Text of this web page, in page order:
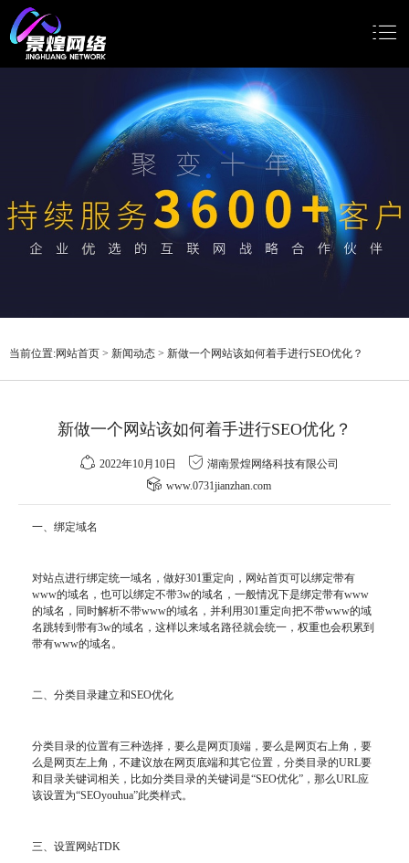
小程序开发
Google推广
关于我们
当前位置:网站首页 > 新闻动态 > 新做一个网站该如何着手进行SEO优化？
新做一个网站该如何着手进行SEO优化？
2022年10月10日
湖南景煌网络科技有限公司
www.0731jianzhan.com
一、绑定域名
对站点进行绑定统一域名，做好301重定向，网站首页可以绑定带有
www的域名，也可以绑定不带3w的域名，一般情况下是绑定带有www
的域名，同时解析不带www的域名，并利用301重定向把不带www的域
名跳转到带有3w的域名，这样以来域名路径就会统一，权重也会积累到
带有www的域名。
二、分类目录建立和SEO优化
分类目录的位置有三种选择，要么是网页顶端，要么是网页右上角，要
么是网页左上角，不建议放在网页底端和其它位置，分类目录的URL要
和目录关键词相关，比如分类目录的关键词是“SEO优化”，那么URL应
该设置为“SEOyouhua”此类样式。
三、设置网站TDK